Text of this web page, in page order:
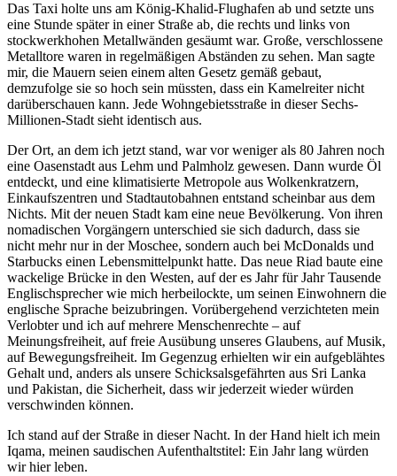
Das Taxi holte uns am König-Khalid-Flughafen ab und setzte uns
eine Stunde später in einer Straße ab, die rechts und links von
stockwerkhohen Metallwänden gesäumt war. Große, verschlossene
Metalltore waren in regelmäßigen Abständen zu sehen. Man sagte
mir, die Mauern seien einem alten Gesetz gemäß gebaut,
demzufolge sie so hoch sein müssten, dass ein Kamelreiter nicht
darüberschauen kann. Jede Wohngebietsstraße in dieser Sechs-
Millionen-Stadt sieht identisch aus.
Der Ort, an dem ich jetzt stand, war vor weniger als 80 Jahren noch
eine Oasenstadt aus Lehm und Palmholz gewesen. Dann wurde Öl
entdeckt, und eine klimatisierte Metropole aus Wolkenkratzern,
Einkaufszentren und Stadtautobahnen entstand scheinbar aus dem
Nichts. Mit der neuen Stadt kam eine neue Bevölkerung. Von ihren
nomadischen Vorgängern unterschied sie sich dadurch, dass sie
nicht mehr nur in der Moschee, sondern auch bei McDonalds und
Starbucks einen Lebensmittelpunkt hatte. Das neue Riad baute eine
wackelige Brücke in den Westen, auf der es Jahr für Jahr Tausende
Englischsprecher wie mich herbeilockte, um seinen Einwohnern die
englische Sprache beizubringen. Vorübergehend verzichteten mein
Verlobter und ich auf mehrere Menschenrechte – auf
Meinungsfreiheit, auf freie Ausübung unseres Glaubens, auf Musik,
auf Bewegungsfreiheit. Im Gegenzug erhielten wir ein aufgeblähtes
Gehalt und, anders als unsere Schicksalsgefährten aus Sri Lanka
und Pakistan, die Sicherheit, dass wir jederzeit wieder würden
verschwinden können.
Ich stand auf der Straße in dieser Nacht. In der Hand hielt ich mein
Iqama, meinen saudischen Aufenthaltstitel: Ein Jahr lang würden
wir hier leben.